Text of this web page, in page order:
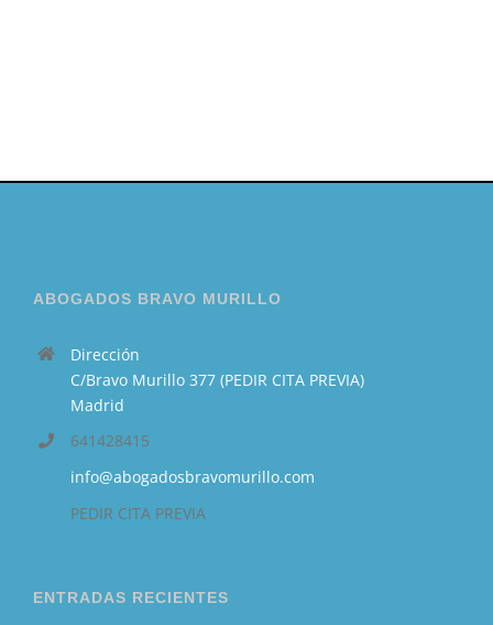
ABOGADOS BRAVO MURILLO
Dirección
C/Bravo Murillo 377 (PEDIR CITA PREVIA)
Madrid
641428415
info@abogadosbravomurillo.com
PEDIR CITA PREVIA
ENTRADAS RECIENTES